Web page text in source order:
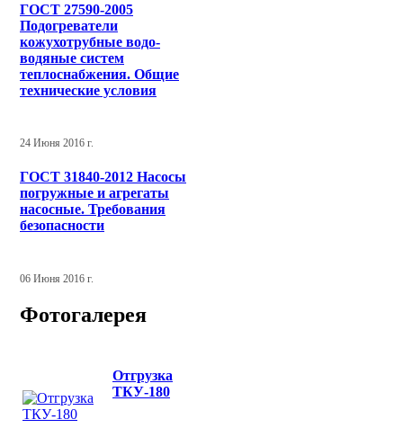
ГОСТ 27590-2005
Подогреватели
кожухотрубные водо-
водяные систем
теплоснабжения. Общие
технические условия
24 Июня 2016 г.
ГОСТ 31840-2012 Насосы
погружные и агрегаты
насосные. Требования
безопасности
06 Июня 2016 г.
Фотогалерея
Отгрузка
ТКУ-180